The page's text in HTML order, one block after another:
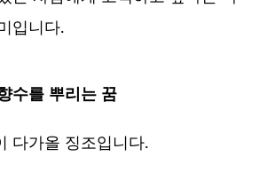
입니다.
수를 뿌리는 꿈
다가올 징조입니다.